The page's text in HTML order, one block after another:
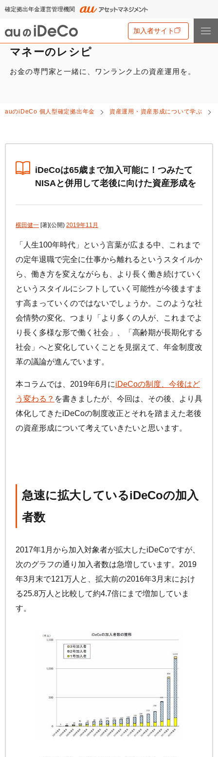
確定拠出年金運営管理機関
加入者サイト
iDeCoとは
iDeCoのメリットと留意点
の給付金について
とNISAの違い、併用がオススメな理由とは？
2024年12月制度改正のポイント
auのiDeCoの新規加入方法
他社の
企業型確定拠出年金加入者の転職・退職時の移換手続き
運営における役割分担・年金資産の保護
マネーのレシピ
節税シミュレーション
手数料について
運用商品一覧
リスク許容度診断
運用商品を知ろう
バランス型投資信託の選び方
指定運用方法について
運用商品の見直し
加入者の方
加入者サイトの使い方ガイド
加入後の諸変更手続きについて
お申し込み後に届く書類について
年末調整・確定申告の書き方と記入例
iDeCoの給付金について
コラム キャンペーン お知らせ
よくある質問
マネーのレシピ
お金の専門家と一緒に、ワンランク上の資産運用を。
auのiDeCo 個人型確定拠出年金 資産運用・資産形成について学ぶ
iDeCoは65歳まで加入可能に！つみたて
NISAと併用して老後に向けた資産形成を
横田健一 [著](公開) 2019年11月
「人生100年時代」という言葉が広まる中、これまで
の定年退職で完全に仕事から離れるというスタイルか
ら、働き方を変えながらも、より長く働き続けていく
というスタイルにシフトしていく可能性が今後ますま
す高まっていくのではないでしょうか。このような社
会情勢の変化、つまり「より多くの人が、これまでよ
り長く多様な形で働く社会」、「高齢期が長期化する
社会」へと変化していくことを見据えて、年金制度改
革の議論が進んでいます。
本コラムでは、2019年6月にiDeCoの制度、今後はど
う変わる？ を書きましたが、今回は、その後、より具
体化してきたiDeCoの制度改正とそれを踏まえた老後
の資産形成について考えていきたいと思います。
急速に拡大しているiDeCoの加入
者数
2017年1月から加入対象者が拡大したiDeCoですが、
次のグラフの通り加入者数は急増しています。2019
年3月末で121万人と、拡大前の2016年3月末におけ
る25.8万人と比較して約4.7倍にまで増加していま
す。